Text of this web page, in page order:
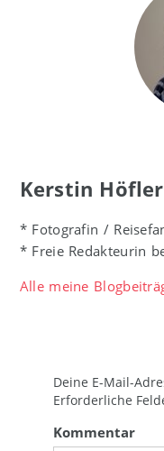
Kerstin Höfler
* Fotografin /
* Freie Redakteurin
Alle meine
Deine E-Mail-
Erforderliche
Kommentar